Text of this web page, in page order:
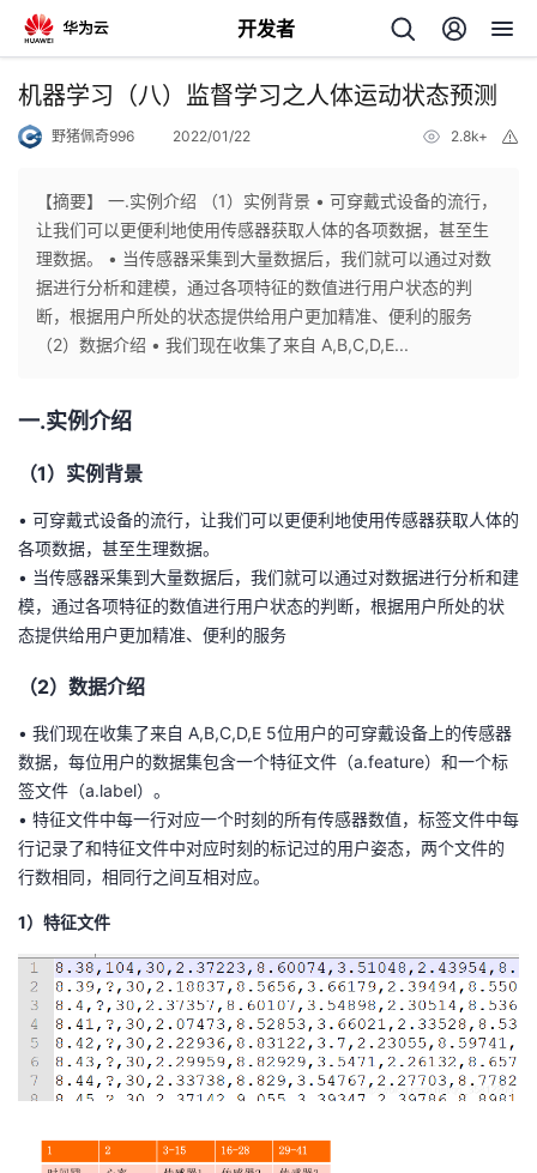
开发者
返
个
人
页
我
开
发
者
我
的
博
客
我
的
论
坛
我
的
圈
子
我
的
直
播
我
的
活
动
我
的
关
注
我
的
开
发
我
的
Programs
我
的
机器学习（八）监督学习之人体运动状态预测
野猪佩奇996 2022/01/22 2.8k+
【摘要】 一.实例介绍 （1）实例背景 • 可穿戴式设备的流行，
让我们可以更便利地使用传感器获取人体的各项数据，甚至生
理数据。 • 当传感器采集到大量数据后，我们就可以通过对数
据进行分析和建模，通过各项特征的数值进行用户状态的判
断，根据用户所处的状态提供给用户更加精准、便利的服务
（2）数据介绍 • 我们现在收集了来自 A,B,C,D,E...
一.实例介绍
（1）实例背景
• 可穿戴式设备的流行，让我们可以更便利地使用传感器获取人体的
各项数据，甚至生理数据。
• 当传感器采集到大量数据后，我们就可以通过对数据进行分析和建
模，通过各项特征的数值进行用户状态的判断，根据用户所处的状
态提供给用户更加精准、便利的服务
（2）数据介绍
• 我们现在收集了来自 A,B,C,D,E 5位用户的可穿戴设备上的传感器
数据，每位用户的数据集包含一个特征文件（a.feature）和一个标
签文件（a.label）。
• 特征文件中每一行对应一个时刻的所有传感器数值，标签文件中每
行记录了和特征文件中对应时刻的标记过的用户姿态，两个文件的
行数相同，相同行之间互相对应。
1）特征文件